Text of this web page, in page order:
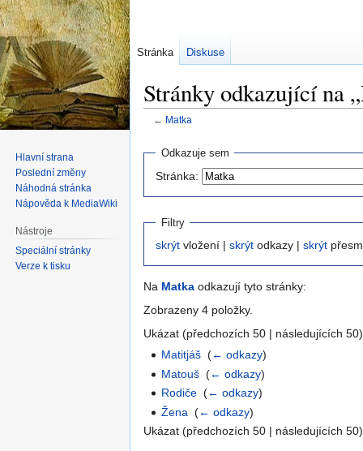
Stránky odkazující na
← Matka
Skočit
navigaci
Skočit
vyhledávání
Odkazuje sem
Stránka:
Filtry
skrýt vložení | skrýt odkazy | skrýt
Na Matka odkazují tyto stránky:
Zobrazeny 4 položky.
Ukázat (předchozích 50 | následujících
Matitjáš ‎(← odkazy)
Matouš ‎(← odkazy)
Rodiče ‎(← odkazy)
Žena ‎(← odkazy)
Ukázat (předchozích 50 | následujících
Stránka Diskuse
Hlavní strana
Poslední změny
Náhodná stránka
Nápověda k MediaWiki
Nástroje
Speciální stránky
Verze k tisku